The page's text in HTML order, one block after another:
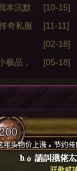
本沉默
[10-15]
奇私服
[11-11]
[02-18]
极品，
[05-18]